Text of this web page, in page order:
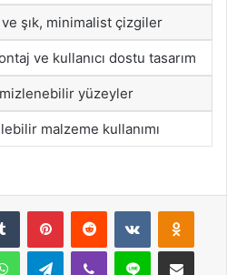
şık, minimalist çizgiler
ve kullanıcı dostu tasarım
yüzeyler
malzeme kullanımı
Tumblr PinterestReddit VKontakte
WhatsAppTelegramViber Line E-Posta ile